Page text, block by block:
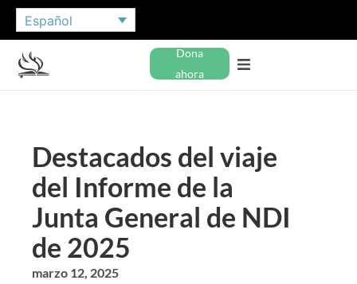
Español
Dona
ahora
Destacados del viaje
del Informe de la
Junta General de NDI
de 2025
marzo 12, 2025